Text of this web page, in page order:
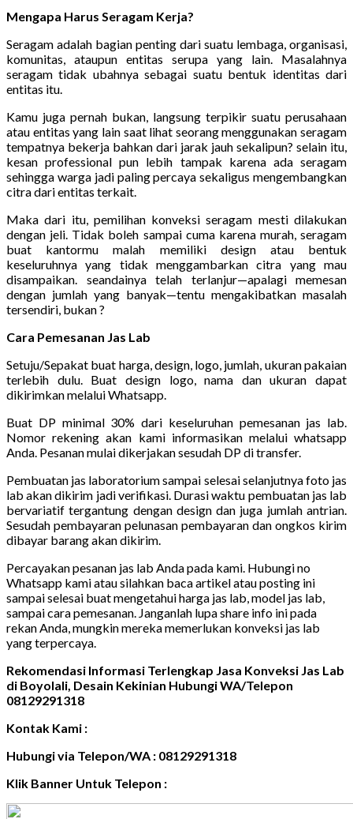
Mengapa Harus Seragam Kerja?
Seragam adalah bagian penting dari suatu lembaga, organisasi,
komunitas, ataupun entitas serupa yang lain. Masalahnya
seragam tidak ubahnya sebagai suatu bentuk identitas dari
entitas itu.
Kamu juga pernah bukan, langsung terpikir suatu perusahaan
atau entitas yang lain saat lihat seorang menggunakan seragam
tempatnya bekerja bahkan dari jarak jauh sekalipun? selain itu,
kesan professional pun lebih tampak karena ada seragam
sehingga warga jadi paling percaya sekaligus mengembangkan
citra dari entitas terkait.
Maka dari itu, pemilihan konveksi seragam mesti dilakukan
dengan jeli. Tidak boleh sampai cuma karena murah, seragam
buat kantormu malah memiliki design atau bentuk
keseluruhnya yang tidak menggambarkan citra yang mau
disampaikan. seandainya telah terlanjur—apalagi memesan
dengan jumlah yang banyak—tentu mengakibatkan masalah
tersendiri, bukan ?
Cara Pemesanan Jas Lab
Setuju/Sepakat buat harga, design, logo, jumlah, ukuran pakaian
terlebih dulu. Buat design logo, nama dan ukuran dapat
dikirimkan melalui Whatsapp.
Buat DP minimal 30% dari keseluruhan pemesanan jas lab.
Nomor rekening akan kami informasikan melalui whatsapp
Anda. Pesanan mulai dikerjakan sesudah DP di transfer.
Pembuatan jas laboratorium sampai selesai selanjutnya foto jas
lab akan dikirim jadi verifikasi. Durasi waktu pembuatan jas lab
bervariatif tergantung dengan design dan juga jumlah antrian.
Sesudah pembayaran pelunasan pembayaran dan ongkos kirim
dibayar barang akan dikirim.
Percayakan pesanan jas lab Anda pada kami. Hubungi no
Whatsapp kami atau silahkan baca artikel atau posting ini
sampai selesai buat mengetahui harga jas lab, model jas lab,
sampai cara pemesanan. Janganlah lupa share info ini pada
rekan Anda, mungkin mereka memerlukan konveksi jas lab
yang terpercaya.
Rekomendasi Informasi Terlengkap Jasa Konveksi Jas Lab
di Boyolali, Desain Kekinian Hubungi WA/Telepon
08129291318
Kontak Kami :
Hubungi via Telepon/WA : 08129291318
Klik Banner Untuk Telepon :